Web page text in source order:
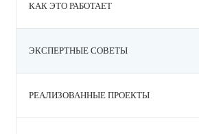
КАК ЭТО РАБОТАЕТ
ЭКСПЕРТНЫЕ СОВЕТЫ
РЕАЛИЗОВАННЫЕ ПРОЕКТЫ